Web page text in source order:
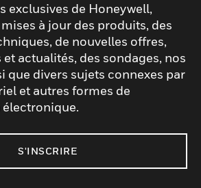
exclusives de Honeywell,
à jour des produits, des
de nouvelles offres,
actualités, des sondages, nos
que divers sujets connexes par
et autres formes de
S'INSCRIRE